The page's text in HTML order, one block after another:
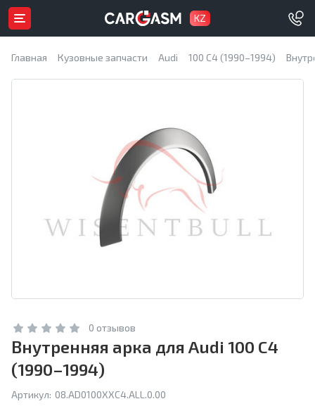
KZ
Главная Кузовные запчасти Audi 100 C4 (1990–1994)
0 отзывов
Внутренняя арка для Audi 100 C4
(1990–1994)
Артикул: 08.AD0100XXC4.ALL.0.00